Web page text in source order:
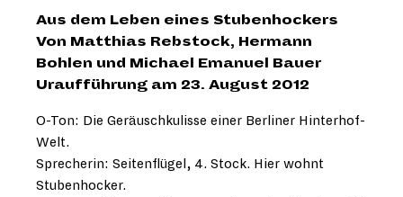
Aus dem Leben eines Stubenhockers
Von Matthias Rebstock, Hermann
Bohlen und Michael Emanuel Bauer
Uraufführung am 23. August 2012
O-Ton: Die Geräuschkulisse einer Berliner Hinterhof-
Welt.
Sprecherin: Seitenflügel, 4. Stock. Hier wohnt
Stubenhocker.